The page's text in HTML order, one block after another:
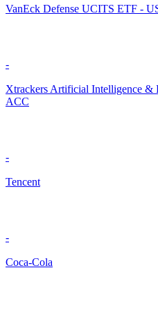
VanEck Defense UCITS ETF -
-
Xtrackers Artificial Intelligence
ACC
-
Tencent
-
Coca-Cola